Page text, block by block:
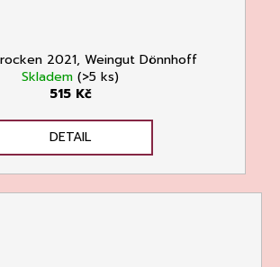
2021, Weingut Dönnhoff
Skladem (>5 ks)
515 Kč
DETAIL